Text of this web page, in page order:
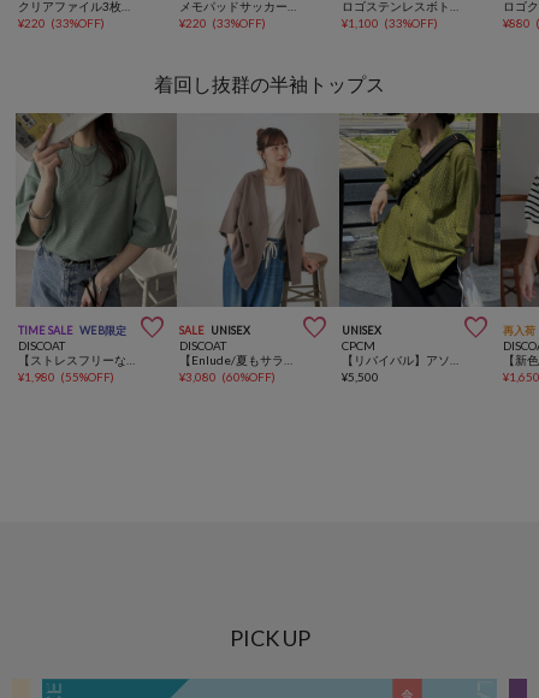
¥220 (33%OFF)
¥220 (33%OFF)
¥1,100 (33%OFF) ¥880
着回し抜群の半袖トップス
TIME SALE WEB限定 
DISCOAT
¥1,980 (55%OFF)
SALE UNISEX 
DISCOAT
¥3,080 (60%OFF)
UNISEX 
CPCM
¥5,500
再入荷
¥
PICK UP